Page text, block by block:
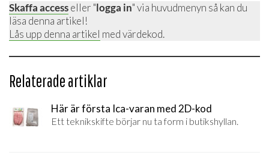
Skaffa accesseller "logga in" via huvudmenyn så kan du
läsa denna artikel!
Lås upp denna artikel med värdekod.
Relaterade artiklar
Här är första Ica-varan med 2D-kod
Ett teknikskifte börjar nu ta form i butikshyllan.